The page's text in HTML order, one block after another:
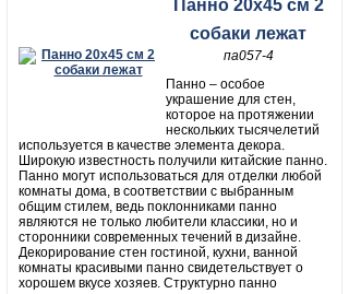
Панно 20х45 см 2
собаки лежат
па057-4
Панно – особое
украшение для стен,
которое на протяжении
нескольких тысячелетий
используется в качестве элемента декора.
Широкую известность получили китайские панно.
Панно могут использоваться для отделки любой
комнаты дома, в соответствии с выбранным
общим стилем, ведь поклонниками панно
являются не только любители классики, но и
сторонники современных течений в дизайне.
Декорирование стен гостиной, кухни, ванной
комнаты красивыми панно свидетельствует о
хорошем вкусе хозяев. Структурно панно